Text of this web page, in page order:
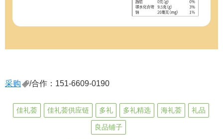
采购 /合作：151-6609-0190
佳礼荟 佳礼荟供应链 多礼 多礼精选 海礼荟 礼品
良品铺子